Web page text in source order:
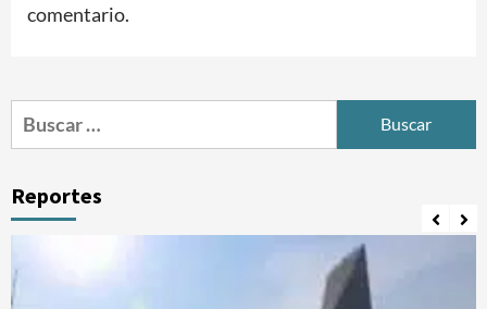
comentario.
Buscar:
Reportes